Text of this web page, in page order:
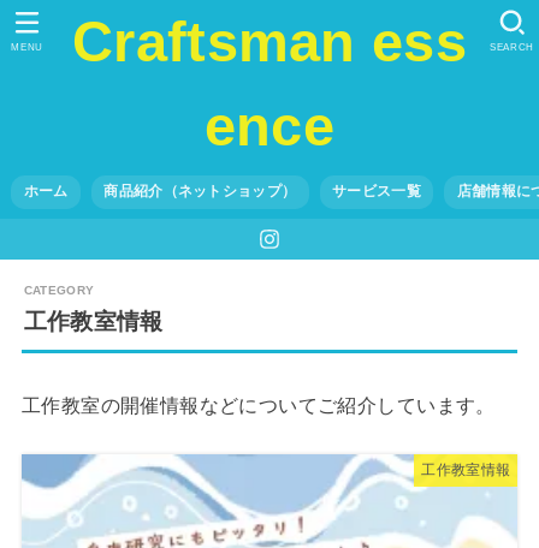
Craftsman ess
ence
ホーム 商品紹介（ネットショップ） サービス一覧 店舗情報に
SEARCH
MENU
工作教室情報
工作教室の開催情報などについてご紹介しています。
工作教室情報